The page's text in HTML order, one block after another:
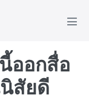
ออกสื่อ
สัยดี